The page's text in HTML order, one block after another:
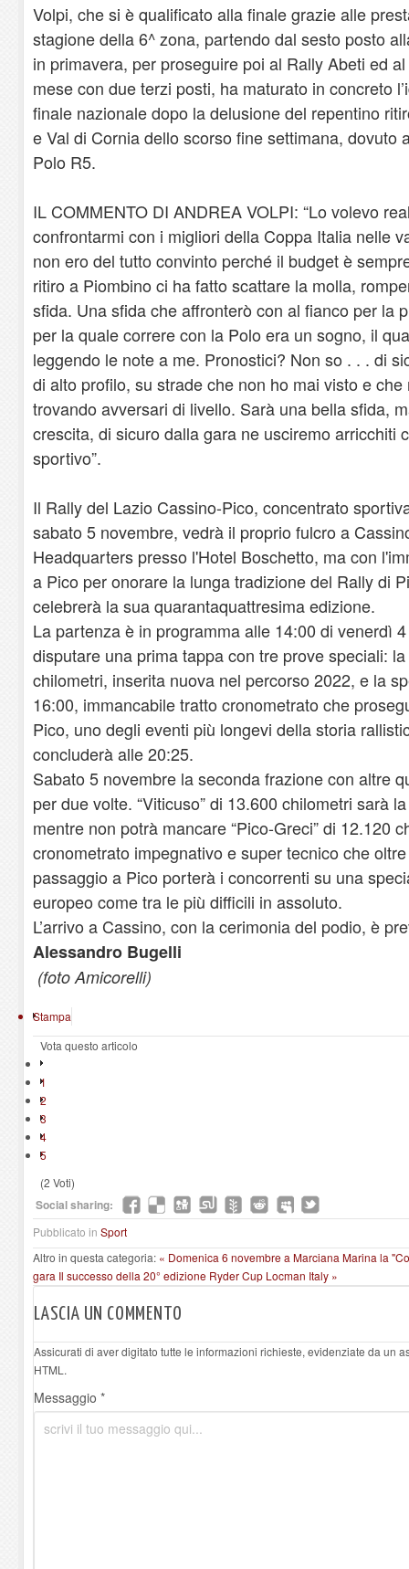
Volpi, che si è qualificato alla finale grazie alle
stagione della 6^ zona, partendo dal sesto posto
in primavera, per proseguire poi al Rally Abeti ed
mese con due terzi posti, ha maturato in concreto
finale nazionale dopo la delusione del repentino
e Val di Cornia dello scorso fine settimana, dovuto
Polo R5.
IL COMMENTO DI ANDREA VOLPI: “Lo volevo
confrontarmi con i migliori della Coppa Italia nelle
non ero del tutto convinto perché il budget è
ritiro a Piombino ci ha fatto scattare la molla,
sfida. Una sfida che affronterò con al fianco per la
per la quale correre con la Polo era un sogno, il
leggendo le note a me. Pronostici? Non so . . . di
di alto profilo, su strade che non ho mai visto e
trovando avversari di livello. Sarà una bella sfida,
crescita, di sicuro dalla gara ne usciremo arricchiti
sportivo”.
Il Rally del Lazio Cassino-Pico, concentrato
sabato 5 novembre, vedrà il proprio fulcro a
Headquarters presso l'Hotel Boschetto, ma con
a Pico per onorare la lunga tradizione del Rally di
celebrerà la sua quarantaquattresima edizione.
La partenza è in programma alle 14:00 di venerdì
disputare una prima tappa con tre prove speciali: la
chilometri, inserita nuova nel percorso 2022, e la
16:00, immancabile tratto cronometrato che
Pico, uno degli eventi più longevi della storia
concluderà alle 20:25.
Sabato 5 novembre la seconda frazione con altre
per due volte. “Viticuso” di 13.600 chilometri sarà
mentre non potrà mancare “Pico-Greci” di 12.120
cronometrato impegnativo e super tecnico che
passaggio a Pico porterà i concorrenti su una
europeo come tra le più difficili in assoluto.
L’arrivo a Cassino, con la cerimonia del podio, è
Alessandro Bugelli
(foto Amicorelli)
Stampa
Vota questo articolo
1
2
3
4
5
(2 Voti)
Social sharing:
Pubblicato in Sport
Altro in questa categoria: « Domenica 6 novembre a Marciana Marina la
gara Il successo della 20° edizione Ryder Cup Locman Italy »
LASCIA UN COMMENTO
Assicurati di aver digitato tutte le informazioni richieste, evidenziate da un
HTML.
Messaggio *